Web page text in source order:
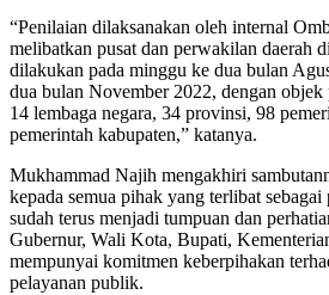
“Penilaian dilaksanakan oleh internal
melibatkan pusat dan perwakilan daerah
dilakukan pada minggu ke dua bulan
dua bulan November 2022, dengan
14 lembaga negara, 34 provinsi, 98
pemerintah kabupaten,” katanya.
Mukhammad Najih mengakhiri
kepada semua pihak yang terlibat
sudah terus menjadi tumpuan dan
Gubernur, Wali Kota, Bupati,
mempunyai komitmen keberpihakan
pelayanan publik.